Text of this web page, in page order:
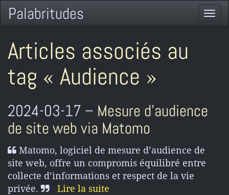
Palabritudes
Articles associés au
tag « Audience »
2024-03-17 – Mesure d’audience
de site web via Matomo
Matomo, logiciel de mesure d’audience de
site web, offre un compromis équilibré entre
collecte d’informations et respect de la vie
privée.
Lire la suite